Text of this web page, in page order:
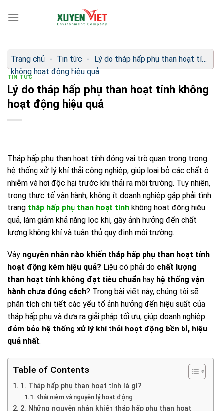
qua
Trang chủ - Tin tức - Lý do tháp hấp phụ than hoạt tính
không hoạt động hiệu quả
TIN TỨC
Lý do tháp hấp phụ than hoạt tính không
hoạt động hiệu quả
Tháp hấp phụ than hoạt tính đóng vai trò quan trọng trong
hệ thống xử lý khí thải công nghiệp, giúp loại bỏ các chất ô
nhiễm và hơi độc hại trước khi thải ra môi trường. Tuy nhiên,
trong thực tế vận hành, không ít doanh nghiệp gặp phải tình
trạng tháp hấp phụ than hoạt tính không hoạt động hiệu
quả, làm giảm khả năng lọc khí, gây ảnh hưởng đến chất
lượng không khí và tuân thủ quy định môi trường.
Vậy nguyên nhân nào khiến tháp hấp phụ than hoạt tính
hoạt động kém hiệu quả? Liệu có phải do chất lượng
than hoạt tính không đạt tiêu chuẩn hay hệ thống vận
hành chưa đúng cách? Trong bài viết này, chúng tôi sẽ
phân tích chi tiết các yếu tố ảnh hưởng đến hiệu suất của
tháp hấp phụ và đưa ra giải pháp tối ưu, giúp doanh nghiệp
đảm bảo hệ thống xử lý khí thải hoạt động bền bỉ, hiệu
quả nhất.
Table of Contents
1. Tháp hấp phụ than hoạt tính là gì?
Khái niệm và nguyên lý hoạt động
2. Những nguyên nhân khiến tháp hấp phụ than hoạt